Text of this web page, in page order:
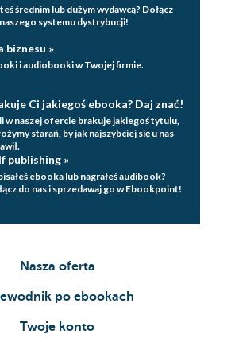
według NFPA13 239 12.4.
FM Global 240Literatura
średnim lub dużym wydawcą? Dołącz
systemu dystrybucji!
biznesu »
i audiobooki w Twojej firmie.
Ci jakiegoś ebooka? Daj znać!
w naszej ofercie brakuje jakiegoś tytulu,
starań, by jak najszybciej się u nas
publishing »
ebooka lub nagrałeś audibook?
do nas i sprzedawaj go w Ebookpoint!
Nasza oferta
po ebookach
Twoje konto